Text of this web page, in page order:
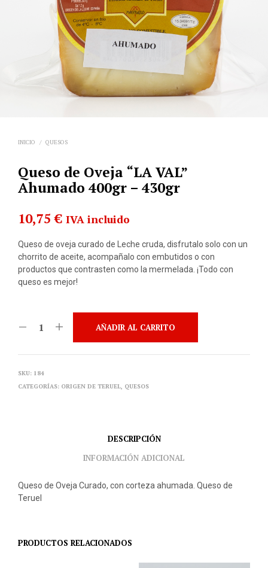
INICIO / QUESOS
Queso de Oveja “LA VAL”
Ahumado 400gr – 430gr
10,75€ IVA incluido
Queso de oveja curado de Leche cruda, disfrutalo solo con un
chorrito de aceite, acompañalo con embutidos o con
productos que contrasten como la mermelada. ¡Todo con
queso es mejor!
AÑADIR AL CARRITO
SKU: 184
CATEGORÍAS: ORIGEN DE TERUEL, QUESOS
DESCRIPCIÓN
INFORMACIÓN ADICIONAL
Queso de Oveja Curado, con corteza ahumada. Queso de
Teruel
PRODUCTOS RELACIONADOS